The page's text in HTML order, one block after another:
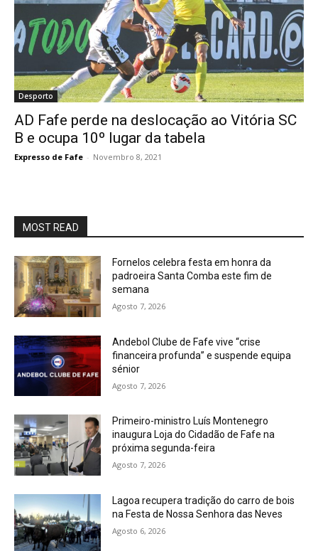
Desporto
AD Fafe perde na deslocação ao Vitória SC
B e ocupa 10º lugar da tabela
Expresso de Fafe - Novembro 8, 2021
MOST READ
Fornelos celebra festa em honra da
padroeira Santa Comba este fim de
semana
Agosto 7, 2026
Andebol Clube de Fafe vive “crise
financeira profunda” e suspende equipa
sénior
Agosto 7, 2026
Primeiro-ministro Luís Montenegro
inaugura Loja do Cidadão de Fafe na
próxima segunda-feira
Agosto 7, 2026
Lagoa recupera tradição do carro de bois
na Festa de Nossa Senhora das Neves
Agosto 6, 2026